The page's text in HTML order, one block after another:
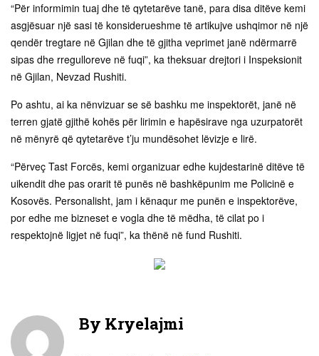
“Për informimin tuaj dhe të qytetarëve tanë, para disa ditëve kemi
asgjësuar një sasi të konsiderueshme të artikujve ushqimor në një
qendër tregtare në Gjilan dhe të gjitha veprimet janë ndërmarrë
sipas dhe rregulloreve në fuqi”, ka theksuar drejtori i Inspeksionit
në Gjilan, Nevzad Rushiti.
Po ashtu, ai ka nënvizuar se së bashku me inspektorët, janë në
terren gjatë gjithë kohës për lirimin e hapësirave nga uzurpatorët
në mënyrë që qytetarëve t’ju mundësohet lëvizje e lirë.
“Përveç Tast Forcës, kemi organizuar edhe kujdestarinë ditëve të
uikendit dhe pas orarit të punës në bashkëpunim me Policinë e
Kosovës. Personalisht, jam i kënaqur me punën e inspektorëve,
por edhe me bizneset e vogla dhe të mëdha, të cilat po i
respektojnë ligjet në fuqi”, ka thënë në fund Rushiti.
By Kryelajmi